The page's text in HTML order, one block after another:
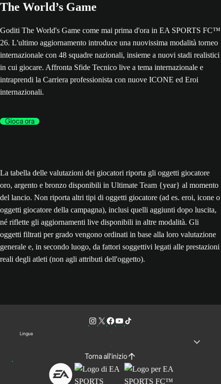
The World’s Game
Goditi The World's Game come mai prima d'ora in EA SPORTS FC™
26. L'ultimo aggiornamento introduce una nuovissima modalità torneo
internazionale con 48 squadre nazionali, insieme a nuovi stadi realistici
in cui giocare. Affronta Sfide Tecnico live a tema internazionale e
intraprendi la Carriera professionista con nuove ICONE ed Eroi
internazionali.
Gioca ora
La tabella delle valutazioni dei giocatori riporta gli oggetti giocatore
oro, argento e bronzo disponibili in Ultimate Team {year} al momento
del lancio. Non riporta altri tipi di oggetti giocatore (ad es. eroi, icone o
oggetti giocatore della campagna), inclusi quelli aggiunti dopo luscita,
né riflette gli aggiornamenti live disponibili in altre modalità. Gli
oggetti filtrati per grado vengono ordinati in base alla loro valutazione
generale e, in secondo luogo, da fattori soggettivi legati alle prestazioni
reali degli atleti (non agli attributi dell'oggetto).
Lingua
Torna all'inizio